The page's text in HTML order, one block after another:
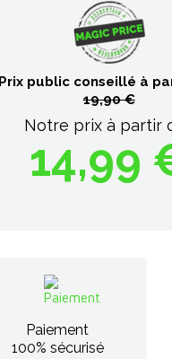
Prix public conseillé à
19,90 €
Notre prix à partir
14,99
Paiement
100% sécurisé